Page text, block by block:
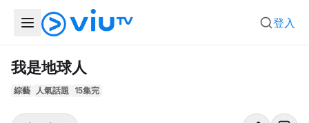
登入
我是地球人
綜藝 人氣話題 15集完